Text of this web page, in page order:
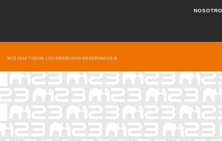
M23 2016 TODOS LOS DERECHOS RESERVADOS ®